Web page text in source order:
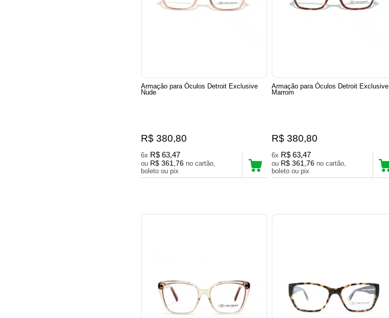
Armação para Óculos Detroit Exclusive
Nude
R$ 380,80
6x R$ 63,47
ou R$ 361,76 no cartão,
boleto ou pix
Armação para Óculos Detroit Exclusive
Marrom
R$ 380,80
6x R$ 63,47
ou R$ 361,76 no cartão,
boleto ou pix